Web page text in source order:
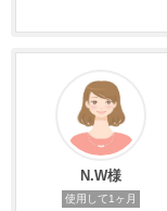
N.W様
使用して1ヶ月